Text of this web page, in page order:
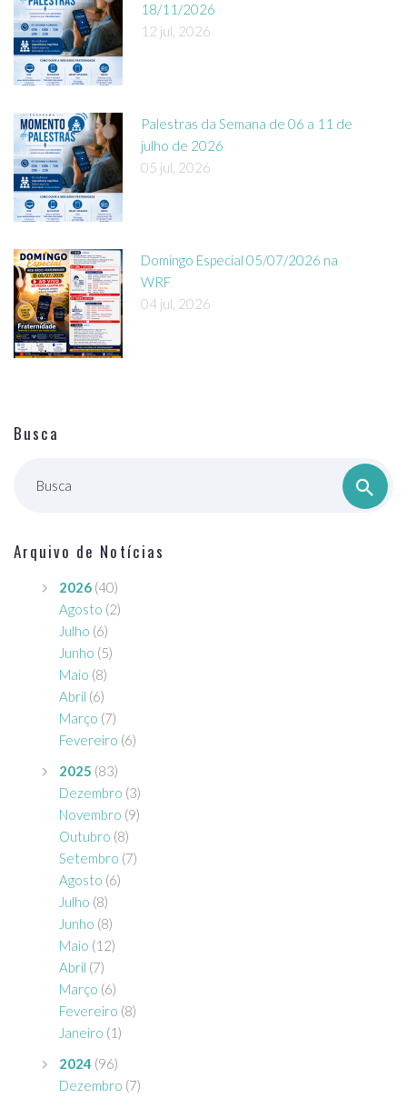
18/11/2026
12 jul, 2026
Palestras da Semana de 06 a 11 de
julho de 2026
05 jul, 2026
Domingo Especial 05/07/2026 na
WRF
04 jul, 2026
Busca
Busca
Arquivo de Notícias
2026 (40)
Agosto (2)
Julho (6)
Junho (5)
Maio (8)
Abril (6)
Março (7)
Fevereiro (6)
2025 (83)
Dezembro (3)
Novembro (9)
Outubro (8)
Setembro (7)
Agosto (6)
Julho (8)
Junho (8)
Maio (12)
Abril (7)
Março (6)
Fevereiro (8)
Janeiro (1)
2024 (96)
Dezembro (7)